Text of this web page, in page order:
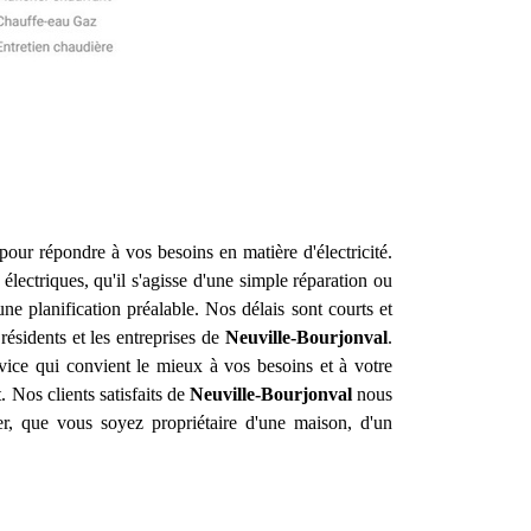
répondre à vos besoins en matière d'électricité.
qu'il s'agisse d'une simple réparation ou
planification préalable. Nos délais sont courts et
et les entreprises de Neuville-Bourjonval.
qui convient le mieux à vos besoins et à votre
Nos clients satisfaits de Neuville-Bourjonvalnous
que vous soyez propriétaire d'une maison, d'un